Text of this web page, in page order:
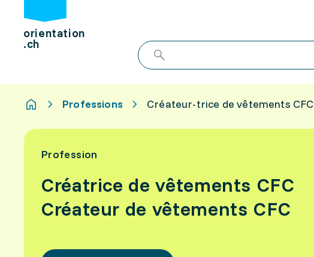
orientation
.ch
Professions Créateur-trice de vêtements CFC
Profession
Créatrice de vêtements CFC
Créateur de vêtements CFC